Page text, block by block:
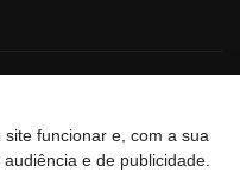
por
e Cookies|
funcionar e, com a sua
e de publicidade.